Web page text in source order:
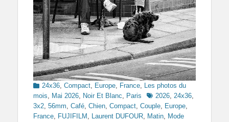
Categories
24x36, Compact, Europe, France, Les photos du
mois, Mai 2026, Noir Et Blanc, Paris Tags2026, 24x36,
3x2, 56mm, Café, Chien, Compact, Couple, Europe,
France, FUJIFILM , Laurent DUFOUR, Matin, Mode